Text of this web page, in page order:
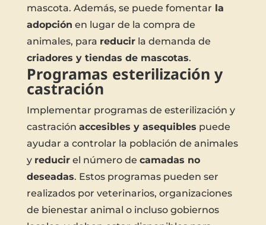
mascota. Además, se puede fomentar la
adopción en lugar de la compra de
animales, para reducirla demanda de
criadores y tiendas de mascotas.
Programas esterilización y
castración
Implementar programas de esterilización y
castración accesibles y asequibles puede
ayudar a controlar la población de animales
y reducirel número de camadas no
deseadas. Estos programas pueden ser
realizados por veterinarios, organizaciones
de bienestar animal o incluso gobiernos